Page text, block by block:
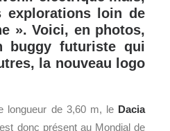
explorations loin de
». Voici, en photos,
buggy futuriste qui
la nouveau logo
longueur de 3,60 m, le Dacia
donc présent au Mondial de